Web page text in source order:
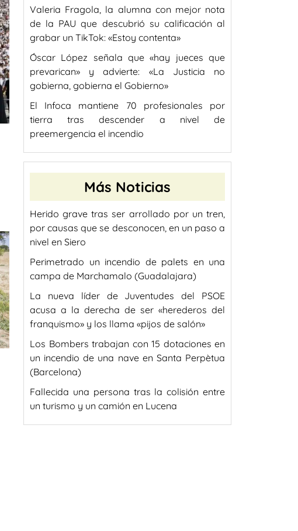
Valeria Fragola, la alumna con mejor nota
de la PAU que descubrió su calificación al
grabar un TikTok: «Estoy contenta»
Óscar López señala que «hay jueces que
prevarican» y advierte: «La Justicia no
gobierna, gobierna el Gobierno»
El Infoca mantiene 70 profesionales por
tierra tras descender a nivel de
preemergencia el incendio
Más Noticias
Herido grave tras ser arrollado por un tren,
por causas que se desconocen, en un paso a
nivel en Siero
Perimetrado un incendio de palets en una
campa de Marchamalo (Guadalajara)
La nueva líder de Juventudes del PSOE
acusa a la derecha de ser «herederos del
franquismo» y los llama «pijos de salón»
Los Bombers trabajan con 15 dotaciones en
un incendio de una nave en Santa Perpètua
(Barcelona)
Fallecida una persona tras la colisión entre
un turismo y un camión en Lucena